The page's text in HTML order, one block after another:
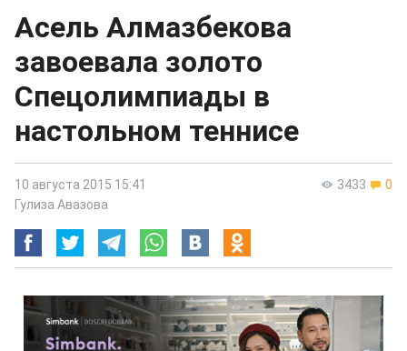
Асель Алмазбекова
завоевала золото
Спецолимпиады в
настольном теннисе
3433 0
10 августа 2015 15:41
Гулиза Авазова